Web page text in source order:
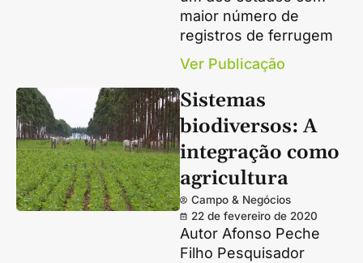
maior número de
registros de ferrugem
Ver Publicação
Sistemas
biodiversos: A
integração como
agricultura
Campo & Negócios
22 de fevereiro de 2020
Autor Afonso Peche
Filho Pesquisador